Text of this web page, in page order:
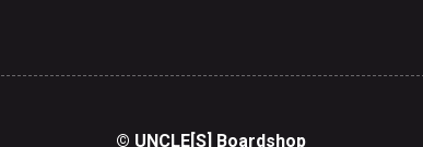
© UNCLE[S] Boardshop